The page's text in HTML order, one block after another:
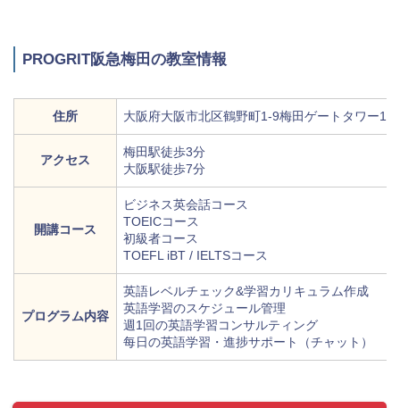
PROGRIT阪急梅田の教室情報
住所 大阪府大阪市北区鶴野町1-9梅田ゲートタワー11
アクセス
梅田駅徒歩3分
大阪駅徒歩7分
開講コース
ビジネス英会話コース
TOEICコース
初級者コース
TOEFL iBT / IELTSコース
プログラム内容
英語レベルチェック&学習カリキュラム作成
英語学習のスケジュール管理
週1回の英語学習コンサルティング
每日の英語学習・進捗サポート（チャット）